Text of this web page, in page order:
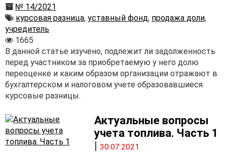
№ 14/2021
курсовая разница, уставный фонд, продажа доли,
учредитель
1665
В данной статье изучено, подлежит ли задолженность
перед участником за приобретаемую у него долю
переоценке и каким образом организации отражают в
бухгалтерском и налоговом учете образовавшиеся
курсовые разницы.
Актуальные вопросы
учета топлива. Часть 1
|30.07.2021